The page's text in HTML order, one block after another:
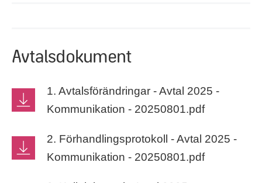
Avtalsdokument
1. Avtalsförändringar - Avtal 2025 -
Kommunikation - 20250801.pdf
2. Förhandlingsprotokoll - Avtal 2025 -
Kommunikation - 20250801.pdf